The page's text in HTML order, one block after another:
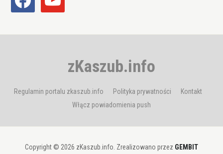
zKaszub.info
Regulamin portalu zkaszub.info Polityka prywatności
Kontakt
Włącz powiadomienia push
Copyright © 2026 zKaszub.info. Zrealizowano przez GEMBIT